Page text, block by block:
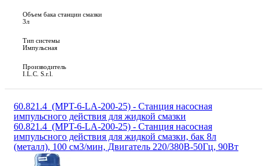
Объем бака станции смазки
3л
Тип системы
Импульсная
Производитель
I.L.C. S.r.l.
60.821.4_(MPT-6-LA-200-25) - Станция насосная
импульсного действия для жидкой смазки
60.821.4_(MPT-6-LA-200-25) - Станция насосная
импульсного действия для жидкой смазки, бак 8л
(металл), 100 см3/мин, Двигатель 220/380В-50Гц, 90Вт